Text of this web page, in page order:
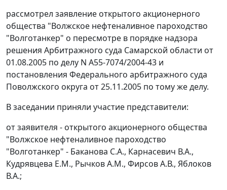
рассмотрел заявление открытого акционерного
общества "Волжское нефтеналивное пароходство
"Волготанкер" о пересмотре в порядке надзора
решения Арбитражного суда Самарской области от
01.08.2005 по делу N А55-7074/2004-43 и
постановления Федерального арбитражного суда
Поволжского округа от 25.11.2005 по тому же делу.
В заседании приняли участие представители:
от заявителя - открытого акционерного общества
"Волжское нефтеналивное пароходство
"Волготанкер" - Баканова С.А., Карнасевич В.А.,
Кудрявцева Е.М., Рычков A.M., Фирсов А.В., Яблоков
В.А.;